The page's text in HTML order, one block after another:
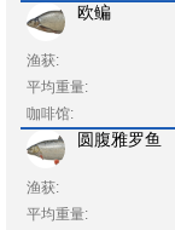
欧鳊
渔获:
平均重量:
咖啡馆:
圆腹雅罗鱼
渔获:
平均重量: